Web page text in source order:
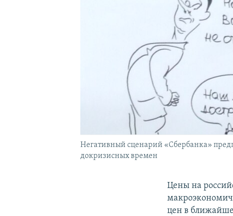
Негативный сценарий «Сбербанка»
докризисных времен
Цены на
цен в